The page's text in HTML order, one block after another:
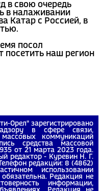
в свою очередь
в налаживании
Катар с Россией, в
посол
посетить наш регион
Орел" зарегистрировано
в сфере связи,
коммуникаций
средства массовой
от 21 марта 2023 года.
редактор - Куревин Н. Г.
редакции: 8 (4862)
использовании
Редакция не
информации,